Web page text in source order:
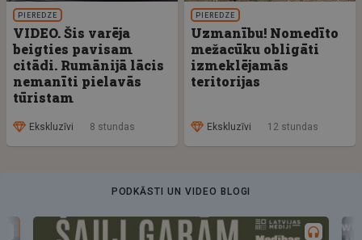
PIEREDZE
VIDEO. Šis varēja
beigties pavisam
citādi. Rumānijā lācis
nemanīti pielavās
tūristam
Ekskluzīvi 8 stundas
PIEREDZE
Uzmanību! Nomedīto
mežacūku obligāti
izmeklējamās
teritorijas
Ekskluzīvi 12 stundas
PODKĀSTI UN VIDEO BLOGI